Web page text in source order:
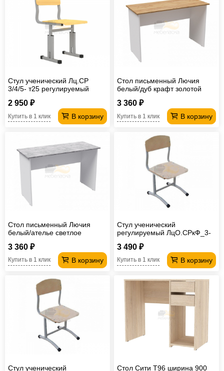
Стул ученический Лц.СР
3/4/5- т25 регулируемый
2 950 ₽
В корзину
Купить в 1 клик
Стол письменный Лючия
белый/дуб крафт золотой
3 360 ₽
В корзину
Купить в 1 клик
Стол письменный Лючия
белый/ателье светлое
3 360 ₽
В корзину
Купить в 1 клик
Стул ученический
регулируемый ЛцО.СРкФ_3-
3 490 ₽
В корзину
Купить в 1 клик
Стул ученический Стол Сити T96 ширина 900